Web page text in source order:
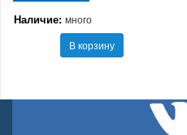
Наличие: много
В корзину